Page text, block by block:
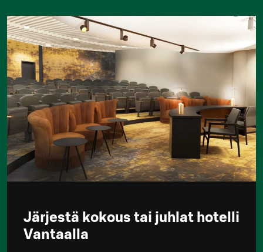
Järjestä kokous tai juhlat hotelli
Vantaalla